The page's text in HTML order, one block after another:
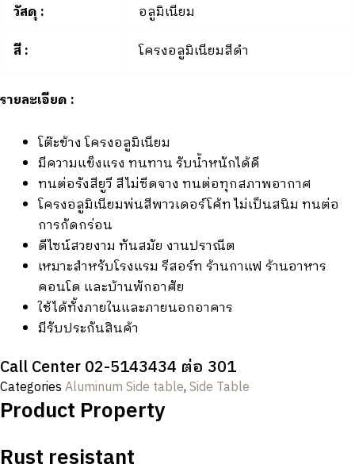
วัสดุ :
อลูมิเนียม
สี :
โครงอลูมิเนียมสีดำ
รายละเอียด :
โต๊ะข้าง โครงอลูมิเนียม
มีความแข็งแรง ทนทาน รับน้ำหนักได้ดี
ทนต่อรังสียูวี สีไม่ซีดจาง ทนต่อทุกสภาพอากาศ
โครงอลูมิเนียมพ่นสีพาวเดอร์โค้ท ไม่เป็นสนิม ทนต่อ
การกัดกร่อน
ดีไซน์สวยงาม ทันสมัย งานปราณีต
เหมาะสำหรับโรงแรม รีสอร์ท ร้านกาแฟ ร้านอาหาร
คอนโด และบ้านพักอาศัย
ใช้ได้ทั้งภายในและภายนอกอาคาร
มีรับประกันสินค้า
Call Center 02-5143434 ต่อ 301
CategoriesAluminum Side table,Side Table
Product Property
Rust resistant